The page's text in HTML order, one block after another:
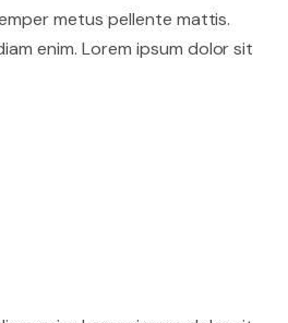
metus pellente mattis.
enim. Lorem ipsum dolor sit